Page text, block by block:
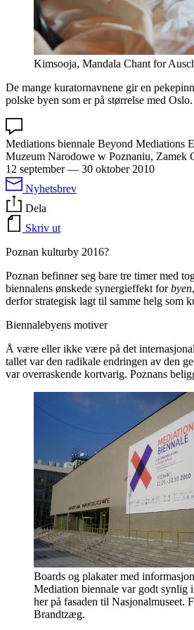
Kimsooja, Mandala Chant for
De mange kuratornavnene gir en
polske byen som er på størrelse med Oslo.
Mediations biennale Beyond Mediations
Muzeum Narodowe w Poznaniu, Zamek
12 september— 30 oktober 2010
Nyhetsbrev
Dela
Skriv ut
Poznan kulturby 2016?
Poznan befinner seg bare tre timer med
biennalens ønskede synergieffekt forbyen
derfor strategisk lagt til samme helg som
Biennalebyens motiver
Å være eller ikke være på det
tallet var den radikale endringen av den
var overraskende kortvarig. Poznans
Boards og plakater med
Mediation biennale var godt synlig
her på fasaden til Nasjonalmuseet.
Brandtzæg.